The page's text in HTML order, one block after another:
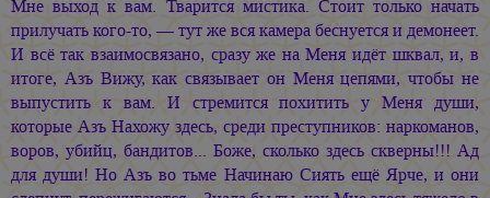
Мне выход к вам. Тварится мистика. Стоит только начать
прилучать кого-то, — тут же вся камера беснуется и демонеет.
И всё так взаимосвязано, сразу же на Меня идёт шквал, и, в
итоге, Азъ Вижу, как связывает он Меня цепями, чтобы не
выпустить к вам. И стремится похитить у Меня души,
которые Азъ Нахожу здесь, среди преступников: наркоманов,
воров, убийц, бандитов... Боже, сколько здесь скверны!!! Ад
для души! Но Азъ во тьме Начинаю Сиять ещё Ярче, и они